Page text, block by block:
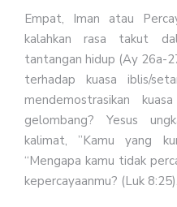
Empat, Iman atau
kalahkan rasa takut
tantangan hidup (Ay 26a-
terhadap kuasa iblis/
mendemostrasikan
gelombang? Yesus
kalimat, ”Kamu yang
“Mengapa kamu tidak
kepercayaanmu? (Luk 8:25).